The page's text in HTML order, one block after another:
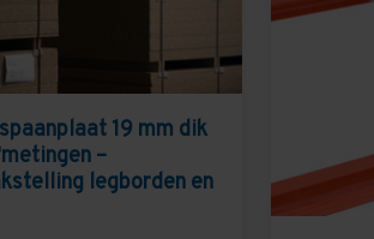
19 mm dik
–
legborden en